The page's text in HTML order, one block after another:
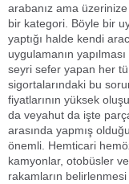
arabanız ama
bir kategori. Böyle bir
yaptığı halde kendi
uygulamanın
seyri sefer yapan her
sigortalarındaki bu
fiyatlarının yüksek
da veyahut da işte
arasında yapmış
önemli. Hemticari
kamyonlar, otobüsler
rakamların